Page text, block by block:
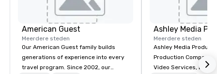
American Guest
Meerdere steden
Our American Guest family builds
generations of experience into every
travel program. Since 2002, our
Ashley Media
Meerdere steden
Ashley Media
Production Company
Video Services, Event